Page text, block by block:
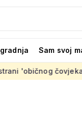
Sam svoj
čovjeka': 'Mora